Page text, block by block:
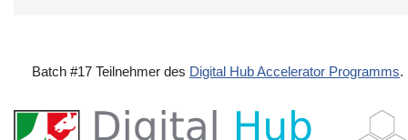
Batch #17 Teilnehmer des Digital Hub Accelerator Programms.